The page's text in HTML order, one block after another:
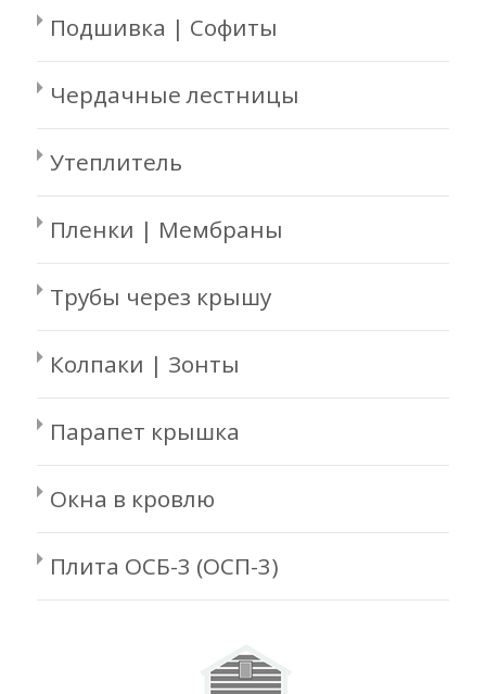
Подшивка | Софиты
Чердачные лестницы
Утеплитель
Пленки | Мембраны
Трубы через крышу
Колпаки | Зонты
Парапет крышка
Окна в кровлю
Плита ОСБ-3 (ОСП-3)